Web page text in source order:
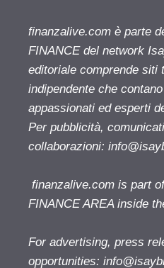
finanzalive.com è parte
FINANCE del network
editoriale comprende siti
indipendente che
appassionati ed esperti
Per pubblicità,
collaborazioni:
finanzalive.com is part
FINANCE AREA inside
For advertising, press
opportunities: